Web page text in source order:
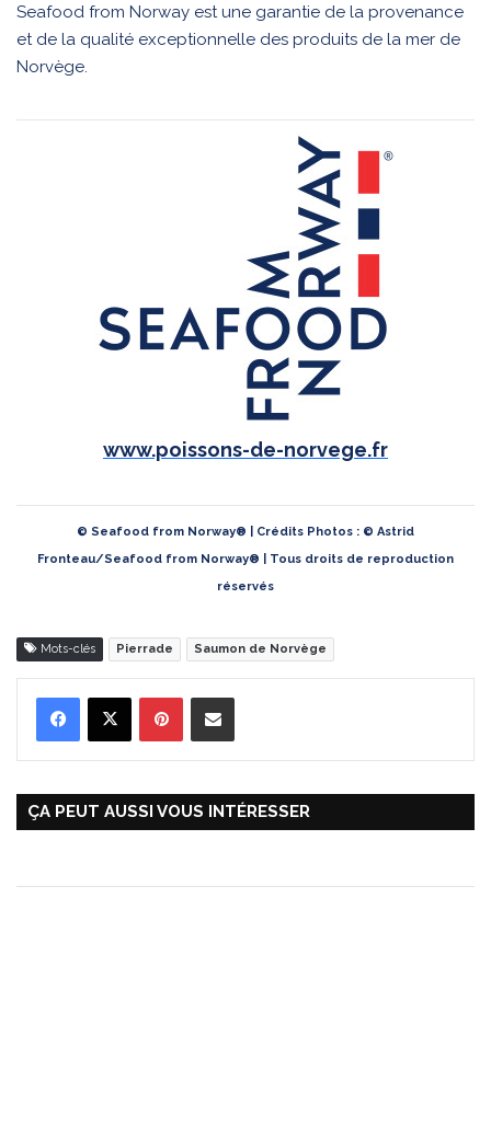
Seafood from Norway est une garantie de la provenance
et de la qualité exceptionnelle des produits de la mer de
Norvège.
www.poissons-de-norvege.fr
© Seafood from Norway® | Crédits Photos : © Astrid
Fronteau/Seafood from Norway® | Tous droits de reproduction
réservés
Mots-clés Pierrade Saumon de Norvège
ÇA PEUT AUSSI VOUS INTÉRESSER